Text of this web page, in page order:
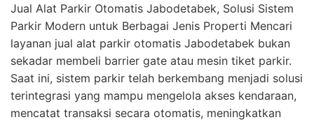
Jual Alat Parkir Otomatis Jabodetabek, Solusi Sistem
Parkir Modern untuk Berbagai Jenis Properti Mencari
layanan jual alat parkir otomatis Jabodetabek bukan
sekadar membeli barrier gate atau mesin tiket parkir.
Saat ini, sistem parkir telah berkembang menjadi solusi
terintegrasi yang mampu mengelola akses kendaraan,
mencatat transaksi secara otomatis, meningkatkan